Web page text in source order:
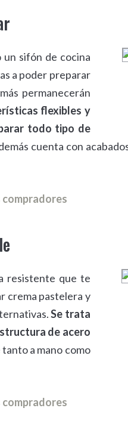
sifón de cocina
a poder preparar
permanecerán
flexibles y
todo tipo de
cuenta con
resistente que te
crema pastelera y
Se trata
de acero
a mano como